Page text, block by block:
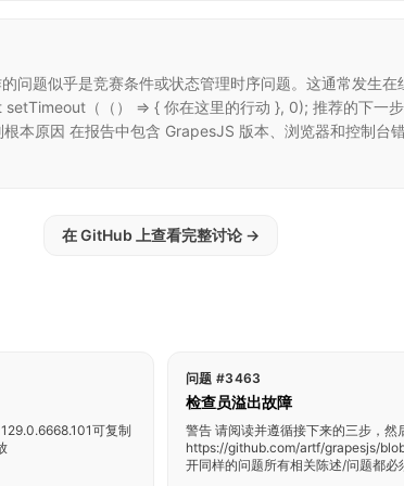
题似乎是竞赛条件或状态管理时序问题。这通常发生在
（（） => { 你在这里的行动 }, 0); 推荐的下一
原因 在报告中包含 GrapesJS 版本、浏览器和控制台
在 GitHub 上查看完整讨论 →
可复制
问题 #3463
检查员溢出故障
警告 请阅读并遵循接下来的三步，
https://github.com/artf/grapesjs/
开同样的问题所有相关陈述/问题都